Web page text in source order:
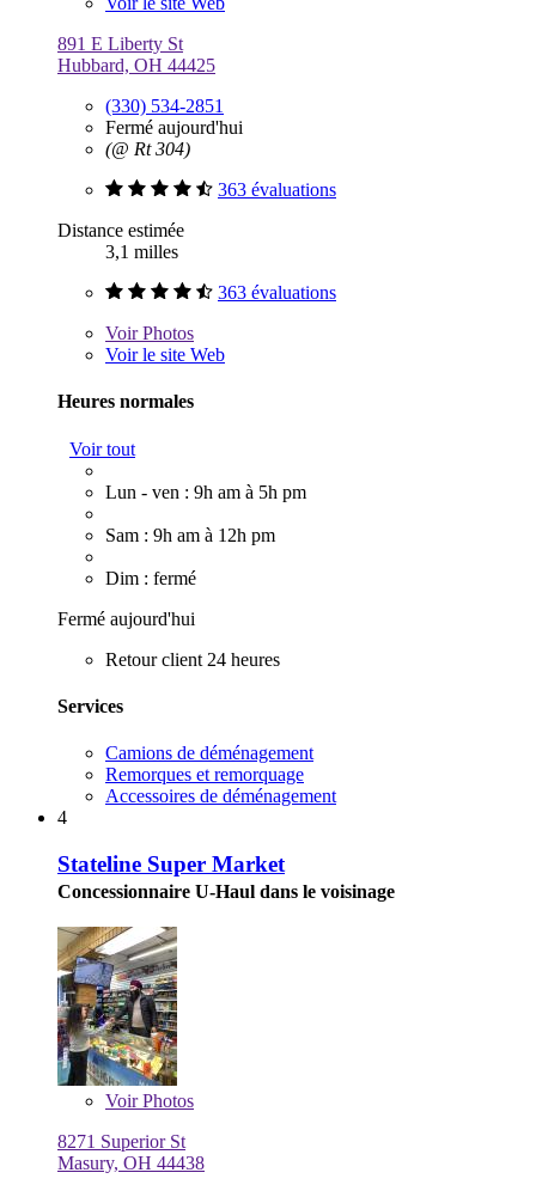
891 E Liberty St
Hubbard, OH 44425
(330) 534-2851
Fermé aujourd'hui
(@ Rt 304)
363 évaluations
Distance estimée
3,1 milles
363 évaluations
VoirPhotos
Voir le site Web
Heures normales
Voir tout
Lun - ven : 9h am à 5h pm
Sam : 9h am à 12h pm
Dim : fermé
Fermé aujourd'hui
Retour client 24 heures
Services
Camions de déménagement
Remorques et remorquage
Accessoires de déménagement
4
Stateline Super Market
Concessionnaire U-Haul dans le voisinage
VoirPhotos
8271 Superior St
Masury, OH 44438